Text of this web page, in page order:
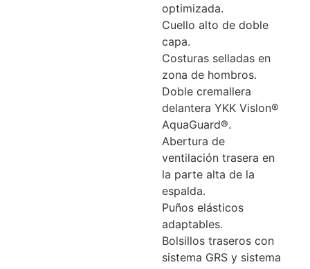
optimizada.
Cuello alto de doble
capa.
Costuras selladas en
zona de hombros.
Doble cremallera
delantera YKK Vislon®
AquaGuard®.
Abertura de
ventilación trasera en
la parte alta de la
espalda.
Puños elásticos
adaptables.
Bolsillos traseros con
sistema GRS y sistema